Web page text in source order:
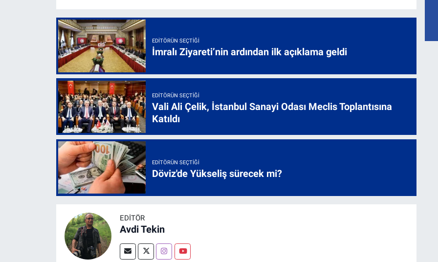
EDITÖRÜN SEÇTIĞI
İmralı Ziyareti’nin ardından ilk açıklama geldi
EDITÖRÜN SEÇTIĞI
Vali Ali Çelik, İstanbul Sanayi Odası Meclis Toplantısına
Katıldı
EDITÖRÜN SEÇTIĞI
Döviz'de Yükseliş sürecek mi?
EDITÖR
Avdi Tekin